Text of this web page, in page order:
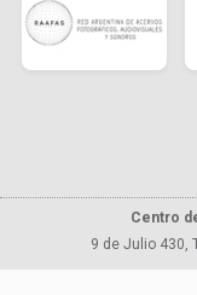
Centro
9 de Julio 430,